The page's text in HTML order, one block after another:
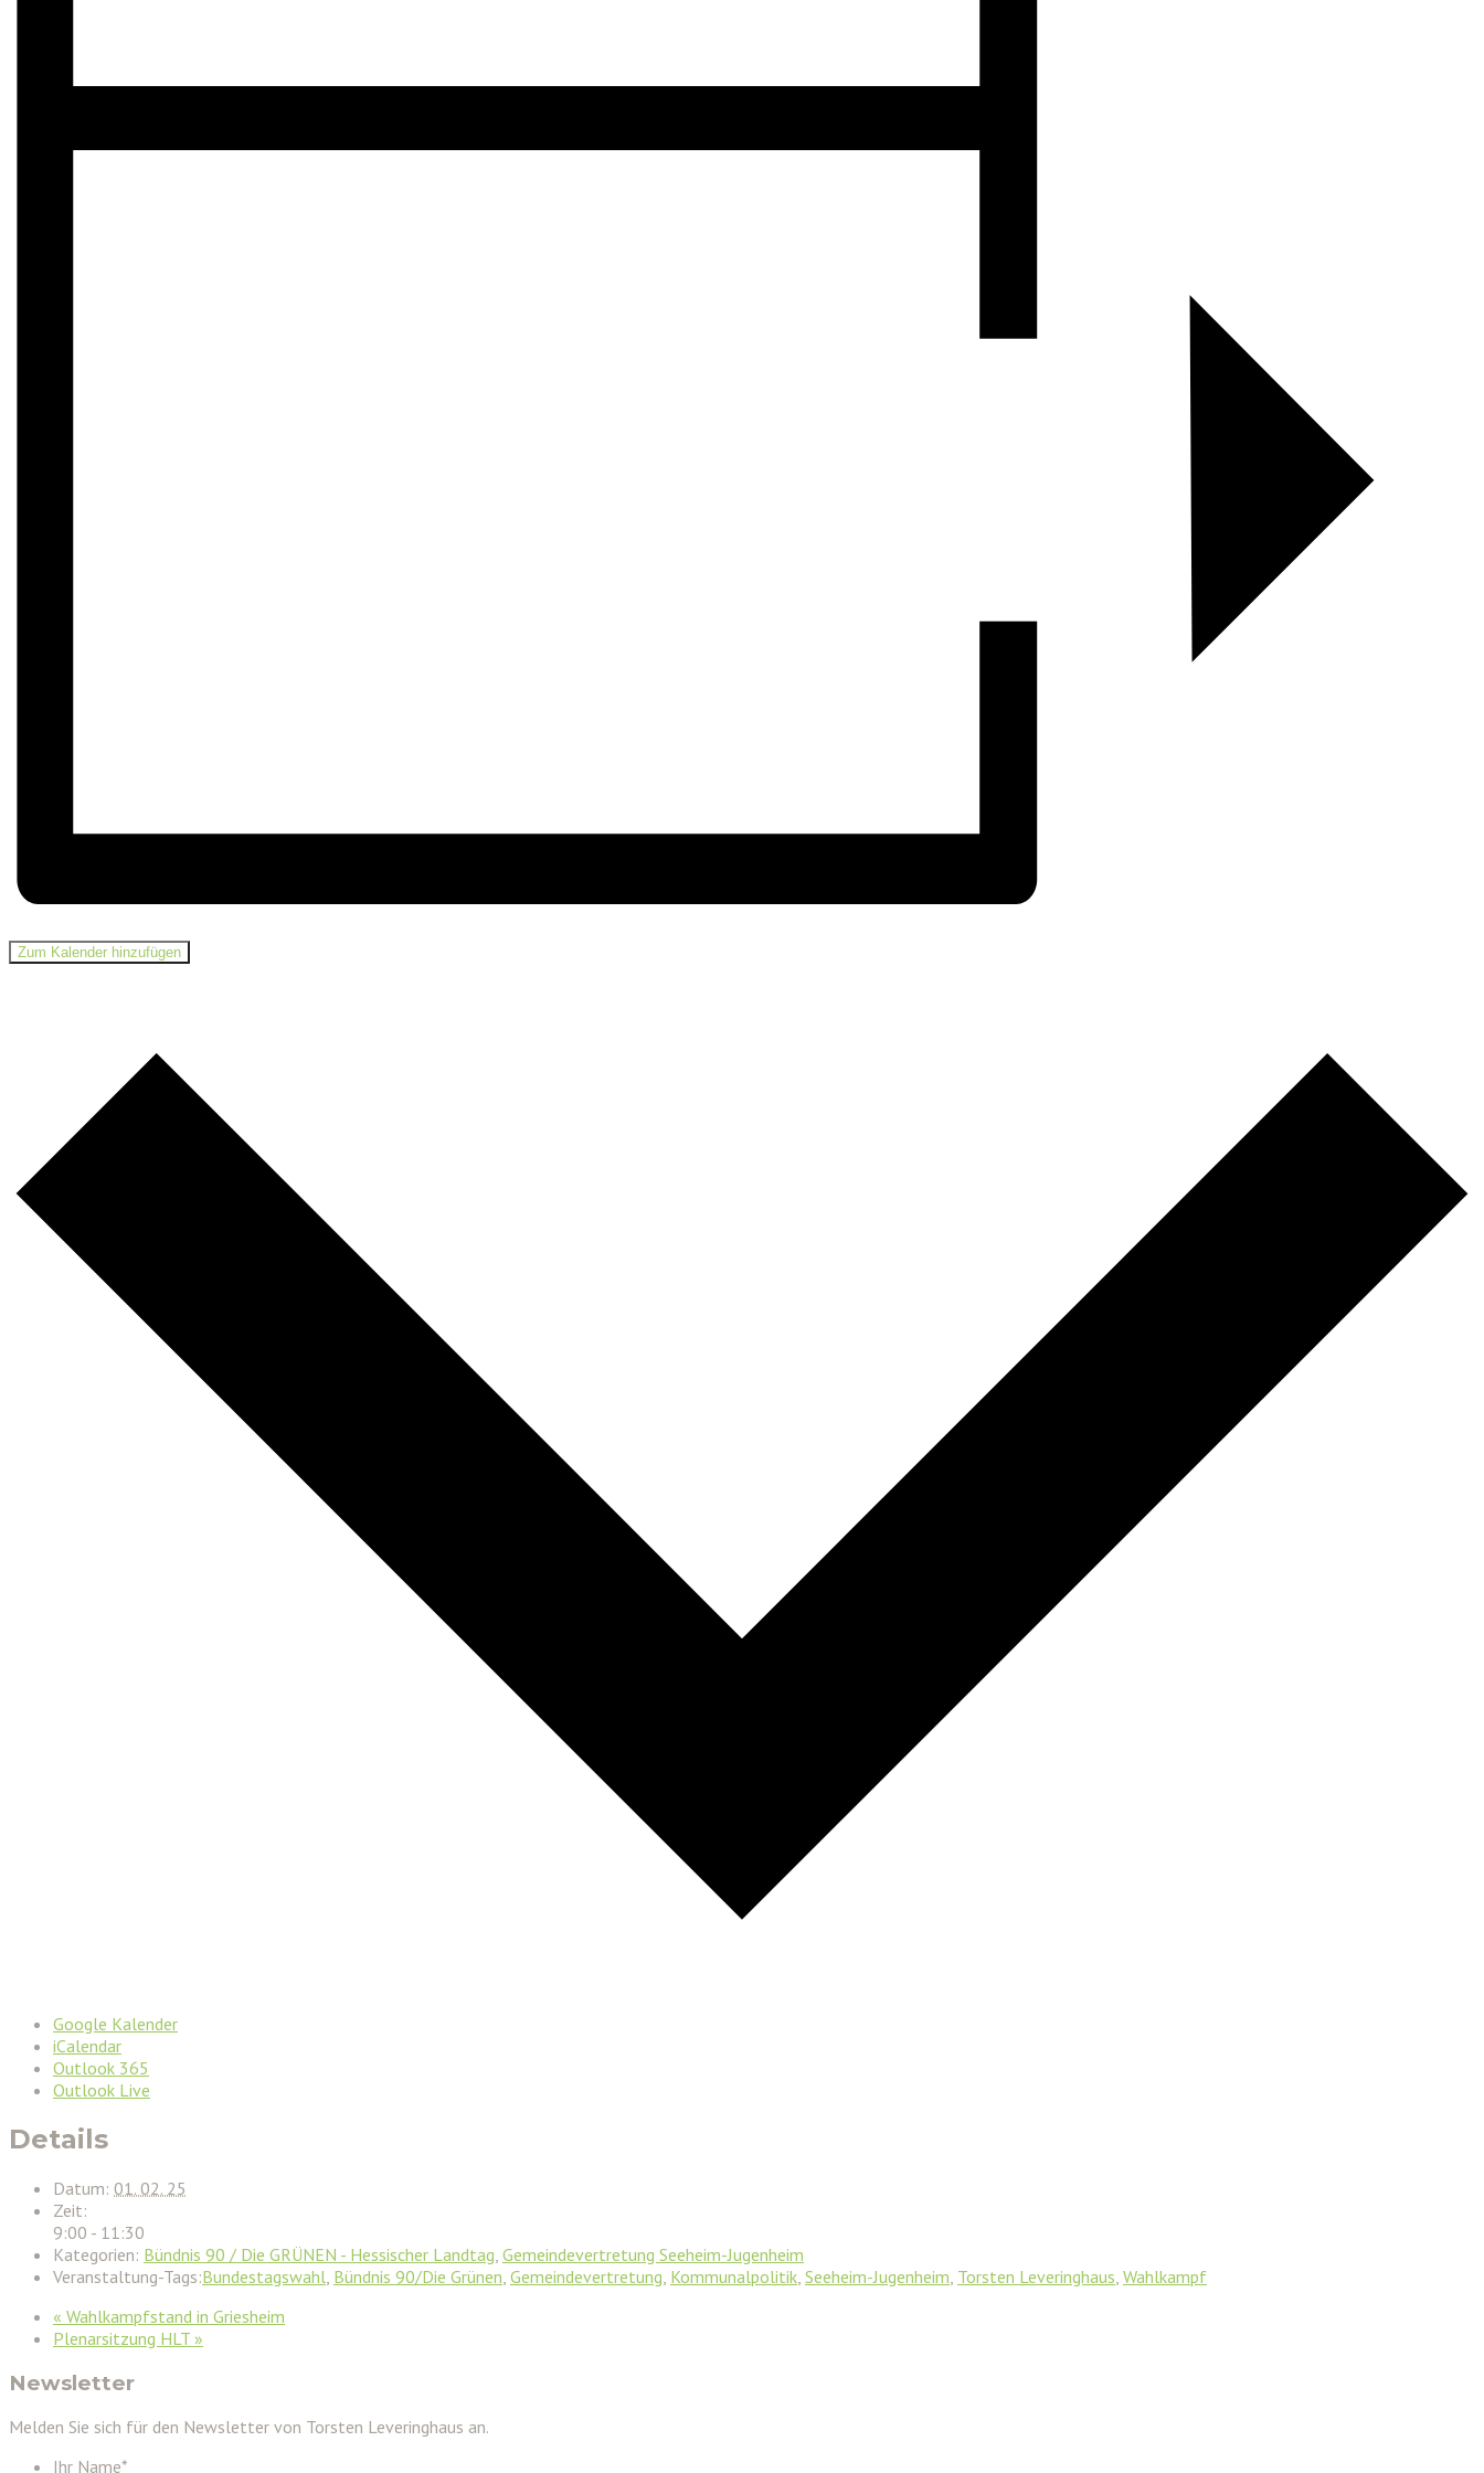
Zum Kalender hinzufügen
Google Kalender
iCalendar
Outlook 365
Outlook Live
Details
Datum: 01. 02. 25
Zeit:
9:00 - 11:30
Kategorien: Bündnis 90 / Die GRÜNEN - Hessischer Landtag Gemeindevertretung Seeheim-Jugenheim
Veranstaltung-Tags:Bundestagswahl Bündnis 90/Die Grünen Gemeindevertretung Kommunalpolitik Seeheim-Jugenheim Torsten Leveringhaus Wahlkampf
« Wahlkampfstand in Griesheim
Plenarsitzung HLT »
Newsletter
Melden Sie sich für den Newsletter von Torsten Leveringhaus an.
Ihr Name*